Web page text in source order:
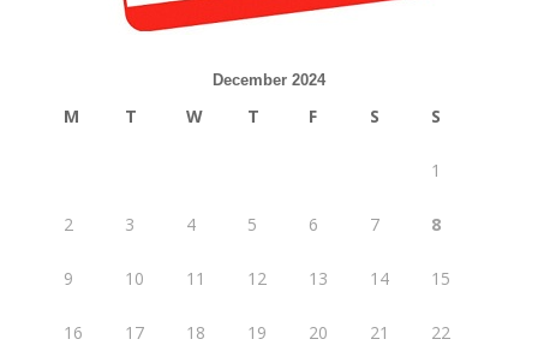
December 2024
M T W T F S S
1
2 3 4 5 6 7 8
9 10 11 12 13 14 15
16 17 18 19 20 21 22